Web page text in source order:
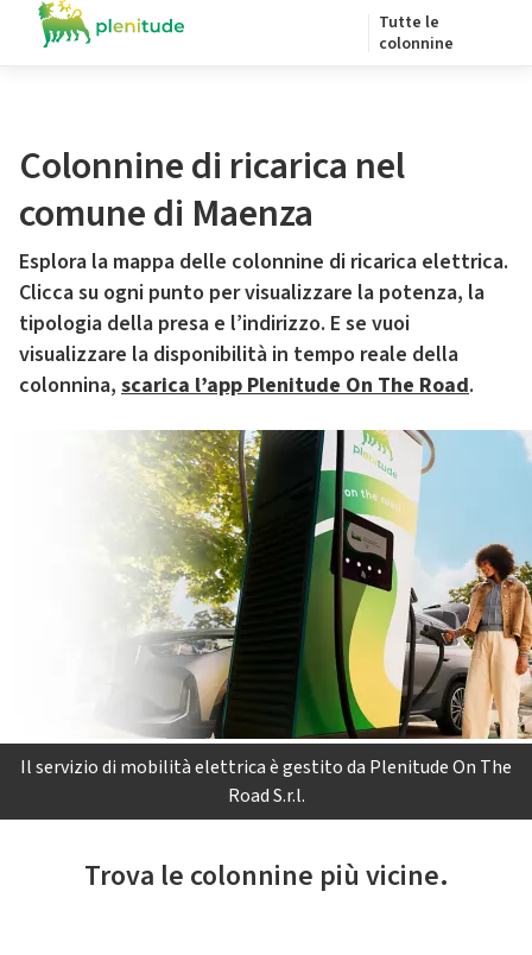
Tutte le
colonnine
Colonnine di ricarica nel
comune di Maenza
Esplora la mappa delle colonnine di ricarica elettrica.
Clicca su ogni punto per visualizzare la potenza, la
tipologia della presa e l’indirizzo. E se vuoi
visualizzare la disponibilità in tempo reale della
colonnina, scarica l’app Plenitude On The Road.
Il servizio di mobilità elettrica è gestito da Plenitude On The
Road S.r.l.
Trova le colonnine più vicine.